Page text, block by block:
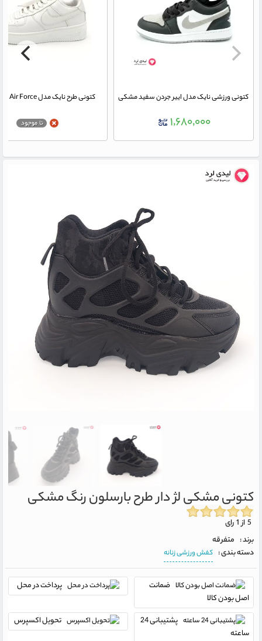
کتونی ورزشی نایک مدل اییر جردن سفید مشکی
۱,۶۸۰,۰۰۰
کتونی طرح نایک مدل Air Force رنگ سفید
کتونی مشکی لژ دار طرح بارسلون رنگ مشکی
برند : متفرقه
دسته بندی : کفش ورزشی زنانه
ضمانت
اصل بودن کالا
پرداخت در محل
پشتیبانی 24
ساعته
تحویل اکسپرس